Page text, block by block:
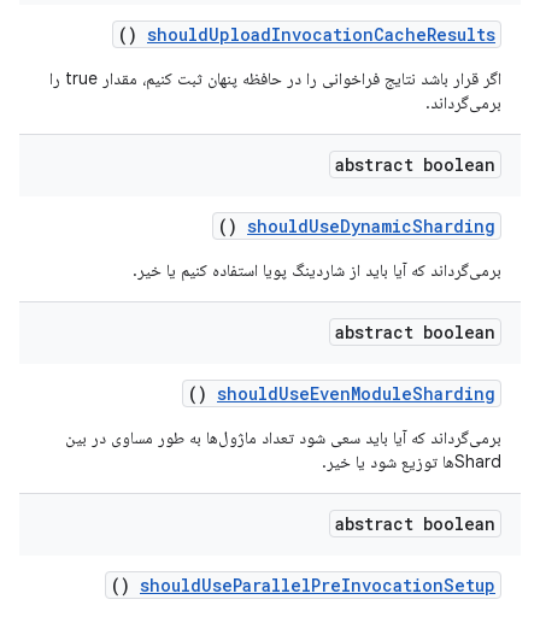
shouldUploadInvocationCacheResults
()
اگر قرار باشد نتایج فراخوانی را در حافظه پنهان ثبت کنیم، مقدار true را
برمی‌گرداند.
abstract boolean
shouldUseDynamicSharding
()
برمی‌گرداند که آیا باید از شاردینگ پویا استفاده کنیم یا خیر.
abstract boolean
shouldUseEvenModuleSharding
()
برمی‌گرداند که آیا باید سعی شود تعداد ماژول‌ها به طور مساوی در بین
Shardها توزیع شود یا خیر.
abstract boolean
shouldUseParallelPreInvocationSetup
()